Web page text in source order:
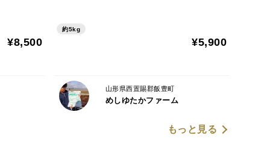
りますが、玄米購入のお客様で精米もしくは分づ
¥8,500
約5kg
¥5,900
山形県西置賜郡飯豊町
めしゆたかファーム
もっと見る